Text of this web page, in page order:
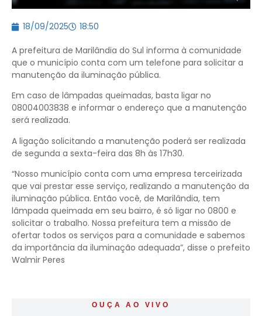
18/09/2025 18:50
A prefeitura de Marilândia do Sul informa à comunidade
que o município conta com um telefone para solicitar a
manutenção da iluminação pública.
Em caso de lâmpadas queimadas, basta ligar no
08004003838 e informar o endereço que a manutenção
será realizada.
A ligação solicitando a manutenção poderá ser realizada
de segunda a sexta-feira das 8h às 17h30.
“Nosso município conta com uma empresa terceirizada
que vai prestar esse serviço, realizando a manutenção da
iluminação pública. Então você, de Marilândia, tem
lâmpada queimada em seu bairro, é só ligar no 0800 e
solicitar o trabalho. Nossa prefeitura tem a missão de
ofertar todos os serviços para a comunidade e sabemos
da importância da iluminação adequada”, disse o prefeito
Walmir Peres
OUÇA AO VIVO